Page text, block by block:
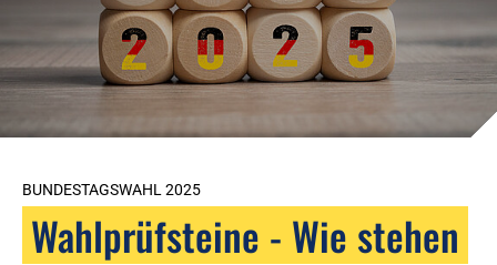
BUNDESTAGSWAHL 2025
Wahlprüfsteine - Wie stehen